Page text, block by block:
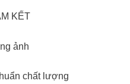
KẾT
ảnh
chất lượng